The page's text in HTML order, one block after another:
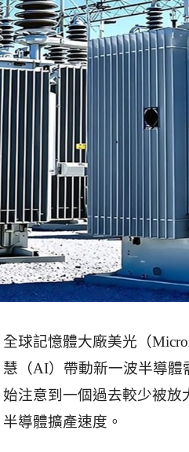
全球記憶體大廠美光（
慧（AI）帶動新一波半導體
始注意到一個過去較少被放
半導體擴產速度。